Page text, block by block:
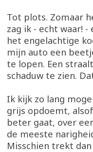
Tot plots. Zomaar
zag ik - echt waar!
het engelachtige
mijn auto een
te lopen. Een
schaduw te zien.
Ik kijk zo lang
grijs opdoemt,
beter gaat, over
de meeste
Misschien trekt